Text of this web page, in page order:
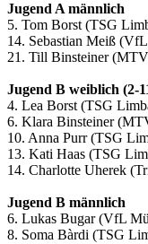
Jugend A männlich
5. Tom Borst (TSG
14. Sebastian Meiß
21. Till Binsteiner
Jugend B weiblich (2-
4. Lea Borst (TSG
6. Klara Binsteiner
10. Anna Purr (TSG
13. Kati Haas (TSG
14. Charlotte Uherek
Jugend B männlich
6. Lukas Bugar (VfL
8. Soma Bàrdi (TSG